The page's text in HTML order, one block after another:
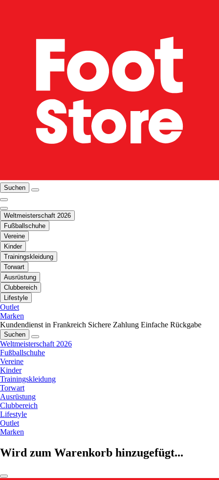
Suchen
Weltmeisterschaft 2026
Fußballschuhe
Vereine
Kinder
Trainingskleidung
Torwart
Ausrüstung
Clubbereich
Lifestyle
Outlet
Marken
Kundendienst in Frankreich Sichere Zahlung Einfache Rückgabe
Suchen
Weltmeisterschaft 2026
Fußballschuhe
Vereine
Kinder
Trainingskleidung
Torwart
Ausrüstung
Clubbereich
Lifestyle
Outlet
Marken
Wird zum Warenkorb hinzugefügt...